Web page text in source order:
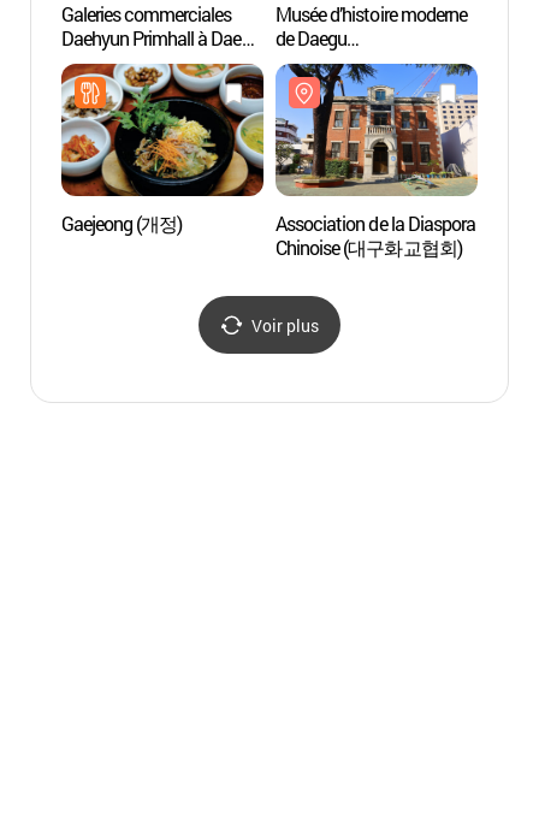
Galeries commerciales
Daehyun Primhall à Daegu
(대현프리몰 대구점)
Musée d’histoire moderne
de Daegu
(대구근대역사관)
Gaejeong (개정)
Association de la Diaspora
Chinoise (대구화교협회)
Voir plus